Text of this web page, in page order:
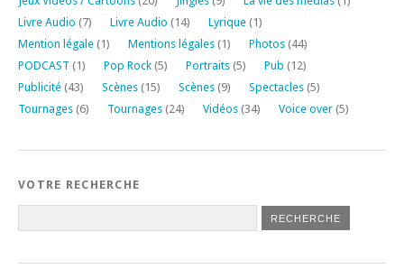
Livre Audio (7) Livre Audio (14) Lyrique (1)
Mention légale (1) Mentions légales (1) Photos (44)
PODCAST (1) Pop Rock (5) Portraits (5) Pub (12)
Publicité (43) Scènes (15) Scènes (9) Spectacles (5)
Tournages (6) Tournages (24) Vidéos (34) Voice over (5)
VOTRE RECHERCHE